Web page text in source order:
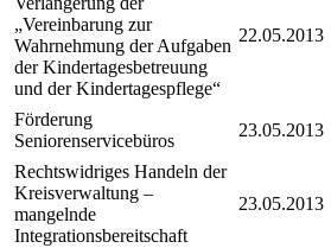
„Vereinbarung zur
Wahrnehmung der Aufgaben
der Kindertagesbetreuung
und der Kindertagespflege“
22.05.2013
Förderung
Seniorenservicebüros
23.05.2013
Rechtswidriges Handeln der
Kreisverwaltung –
mangelnde
Integrationsbereitschaft
23.05.2013